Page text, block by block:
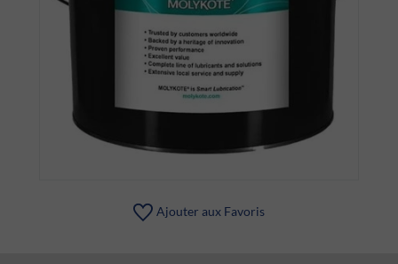
Ajouter aux Favoris